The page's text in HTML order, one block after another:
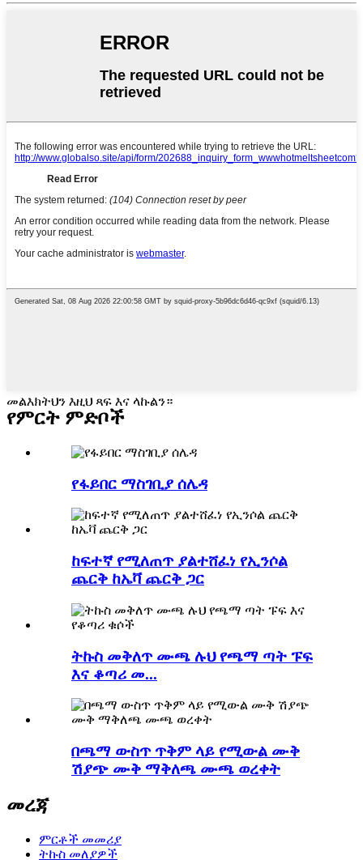
መልእክትህን እዚህ ጻፍ እና ላኩልን።
የምርት ምድቦች
የፋይበር ማስገቢያ ሰሌዳ
ከፍተኛ የሚለጠጥ ያልተሸፈነ የኢንሶል
ጨርቅ ከኤቫ ጨርቅ ጋር
ትኩስ መቅለጥ ሙጫ ሉህ የጫማ ጣት ፑፍ
እና ቆጣሪ መ...
በጫማ ውስጥ ጥቅም ላይ የሚውል ሙቅ
ሽያጭ ሙቅ ማቅለጫ ሙጫ ወረቀት
መረጃ
ምርቶች መመሪያ
ትኩስ መለያዎች